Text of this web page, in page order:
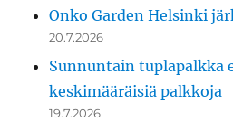
Onko Garden Helsinki
20.7.2026
Sunnuntain tuplapalkka
keskimääräisiä palkkoja
19.7.2026